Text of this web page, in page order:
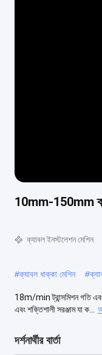
10mm-150mm
ক্যাবল ইনস্টলেশন মেশিন
#ক্যাবল ধাক্কা মেশিন #
18m/min ট্রান্সমিশন গতি এবং
এবং শক্তিশালী সরঞ্জাম যা ক...
দর্শনার্থীর বার্তা